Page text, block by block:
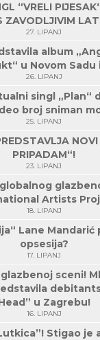
“VRELI
ZAVODLJIVIM
27. LIPANJ
album
u Novom Sadu
26. LIPANJ
singl „Plan“
broj sniman
25. LIPANJ
PRIPADAM“!
23. LIPANJ
globalnog
Artists
18. LIPANJ
Lane Mandarić
opsesija?
17. LIPANJ
sceni!
u Zagrebu!
16. LIPANJ
Stigao je